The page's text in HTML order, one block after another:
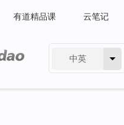
有道精品课 云笔记
中英